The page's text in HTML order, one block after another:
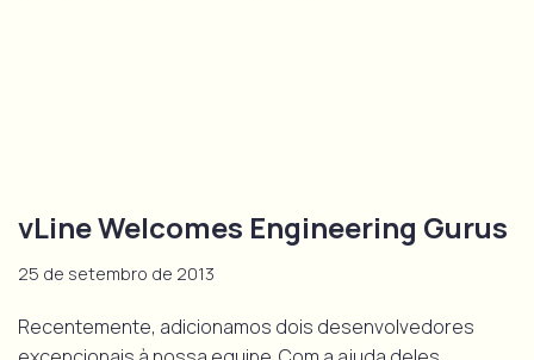
vLine Welcomes Engineering Gurus
25 de setembro de 2013
Recentemente, adicionamos dois desenvolvedores